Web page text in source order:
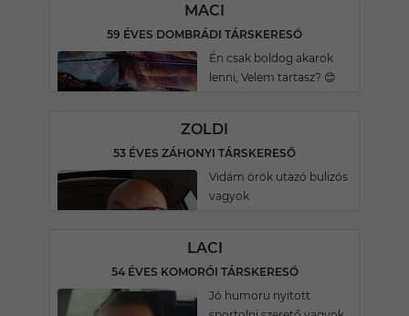
MACI
59 ÉVES DOMBRÁDI TÁRSKERESŐ
Én csak boldog akarok
lenni, Velem tartasz? 😊
ZOLDI
53 ÉVES ZÁHONYI TÁRSKERESŐ
Vidám örök utazó bulizós
vagyok
LACI
54 ÉVES KOMORÓI TÁRSKERESŐ
Jó humoru nyitott